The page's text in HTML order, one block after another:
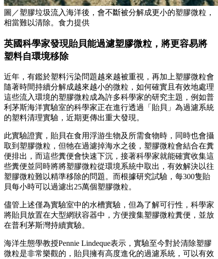
圖／塑膠垃圾流入海洋後，會不斷被分解成更小的塑膠微粒，
相當難以清除。食力提供
英國科學家發現貽貝能過濾塑膠微粒，將更容易將
塑料自環境移除
近年，有鑑於塑料污染問題越來越被重視，再加上塑膠微粒會
隨著時間持續分解成越來越小的微粒，如何確實且有效地處理
這些流入環境的塑膠微粒成為許多科學家的研究主題，例如普
利茅斯海洋實驗室的科學家正在進行透過「貽貝」為過濾系統
的塑料清理實驗，近期更傳出重大發現。
此實驗證實，貽貝在食用浮游生物及所需食物時，同時也會攝
取到塑膠微粒，但牠在過濾掉海水之後，塑膠微粒會結合在糞
便排出，而這些糞便會快速下沉，接著科學家就能確實收集這
些糞便並同時將將塑膠微粒從環境系統中取出，有效解決以往
塑膠微粒難以精準移除的問題。而根據研究試驗，每300隻貽
貝每小時可以過濾出25萬個塑膠微粒。
儘管上述僅為實驗室中的水槽實驗，但為了解可行性，科學家
將貽貝放置在大型網狀容器中，方便搜集塑膠微粒糞便，並放
在普利茅斯灣持續實驗。
海洋生態學教授Pennie Lindeque表示，實驗至今對於清除塑膠
微粒是非常樂觀的，貽貝擁有高度進化的過濾系統，可以有效